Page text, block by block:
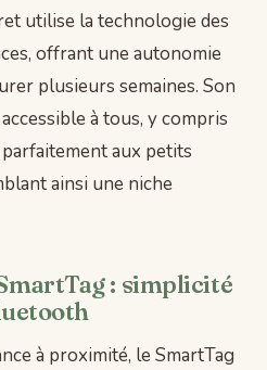
utilise la technologie des
offrant une autonomie
plusieurs semaines. Son
à tous, y compris
aux petits
ainsi une niche
: simplicité
à proximité, le SmartTag